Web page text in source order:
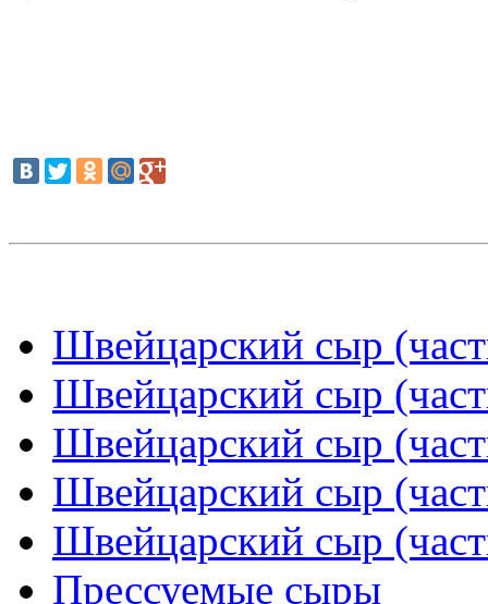
Швейцарский сыр
Швейцарский сыр
Швейцарский сыр
Швейцарский сыр
Швейцарский сыр
Прессуемые сыры